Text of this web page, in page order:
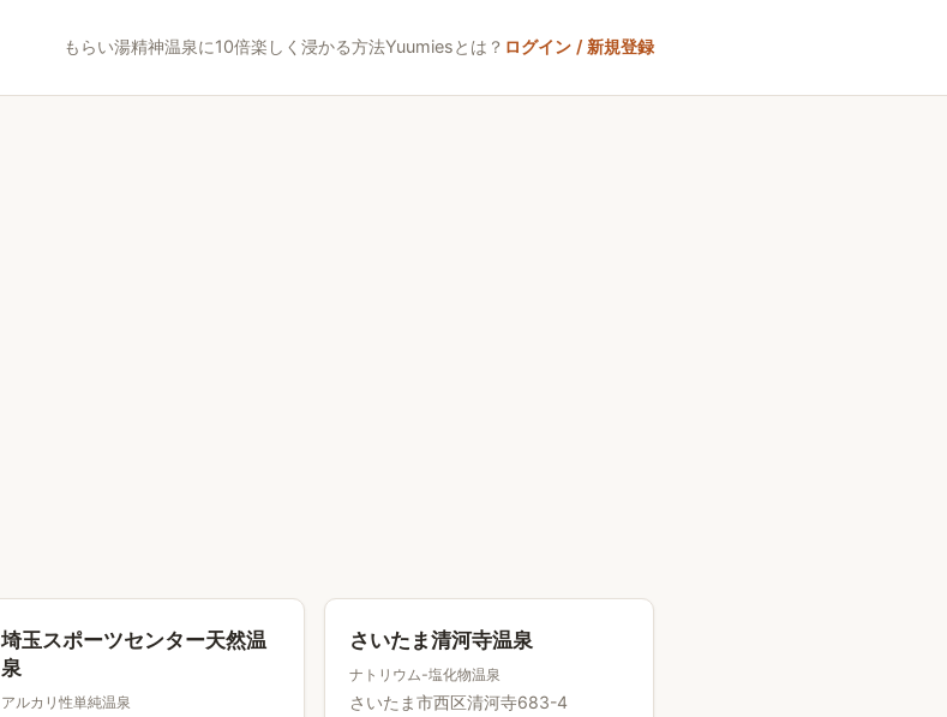
もらい湯精神温泉に10倍楽しく浸かる方法Yuumiesとは？ ログイン / 新規登録
埼玉スポーツセンター天然温
泉
アルカリ性単純温泉
さいたま清河寺温泉
ナトリウム-塩化物温泉
さいたま市西区清河寺683-4